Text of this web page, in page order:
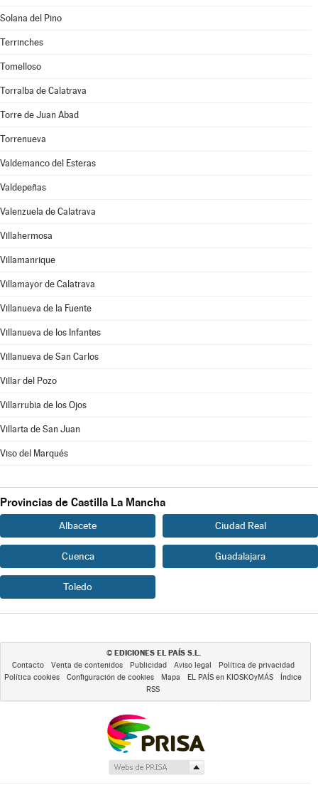
Solana del Pino
Terrinches
Tomelloso
Torralba de Calatrava
Torre de Juan Abad
Torrenueva
Valdemanco del Esteras
Valdepeñas
Valenzuela de Calatrava
Villahermosa
Villamanrique
Villamayor de Calatrava
Villanueva de la Fuente
Villanueva de los Infantes
Villanueva de San Carlos
Villar del Pozo
Villarrubia de los Ojos
Villarta de San Juan
Viso del Marqués
Provincias de Castilla La Mancha
Albacete Ciudad Real
Cuenca Guadalajara
Toledo
© EDICIONES EL PAÍS S.L.
Contacto Venta de contenidos Publicidad Aviso legal
Política de privacidad
Política cookies
Configuración de cookies Mapa EL PAÍS en KIOSKOyMÁS
Índice
RSS